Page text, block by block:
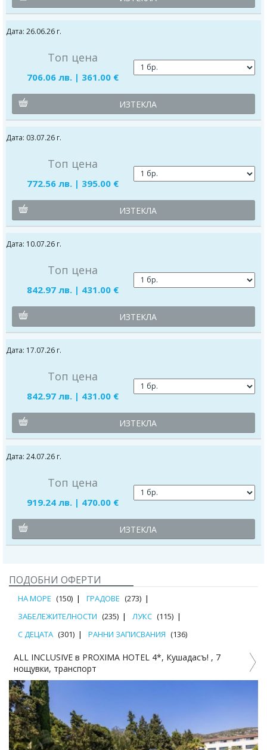
Дата: 26.06.26 г.
Топ цена
706.06 лв. | 361.00 €
ИЗТЕКЛА
Дата: 03.07.26 г.
Топ цена
772.56 лв. | 395.00 €
ИЗТЕКЛА
Дата: 10.07.26 г.
Топ цена
842.97 лв. | 431.00 €
ИЗТЕКЛА
Дата: 17.07.26 г.
Топ цена
842.97 лв. | 431.00 €
ИЗТЕКЛА
Дата: 24.07.26 г.
Топ цена
919.24 лв. | 470.00 €
ИЗТЕКЛА
ПОДОБНИ ОФЕРТИ
НА МОРЕ (150) ГРАДОВЕ (273)
ЗАБЕЛЕЖИТЕЛНОСТИ (235) ЛУКС (115)
С ДЕЦАТА (301) РАННИ ЗАПИСВАНИЯ (136)
ALL INCLUSIVE в PROXIMA HOTEL 4*, Кушадасъ! , 7
нощувки, транспорт